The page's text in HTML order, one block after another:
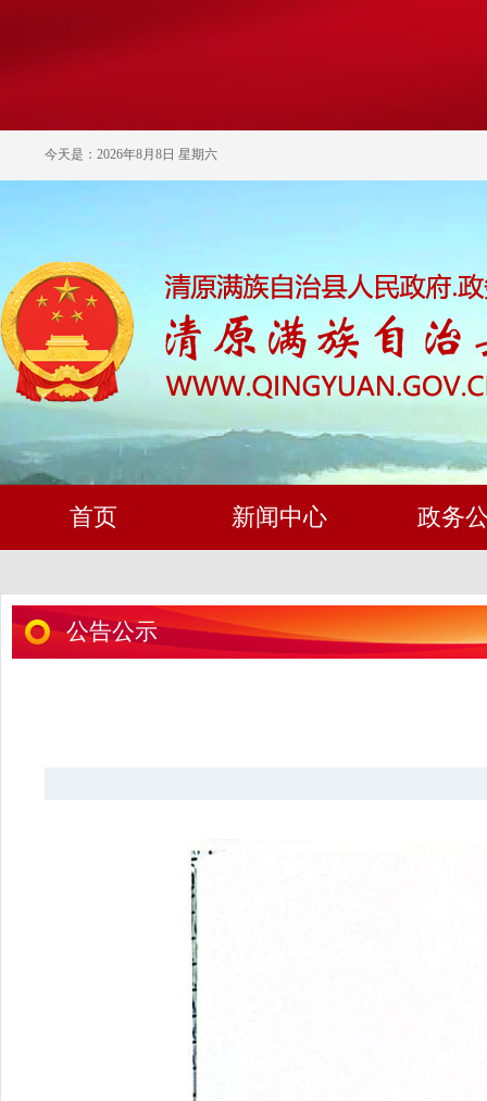
今天是：2026年8月8日 星期六
首页 新闻中心 政务
公告公示